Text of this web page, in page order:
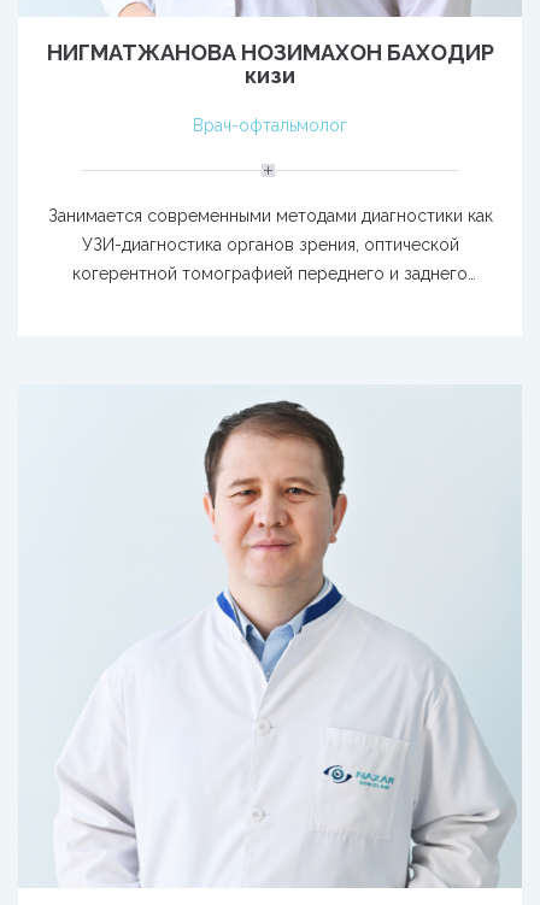
НИГМАТЖАНОВА НОЗИМАХОН БАХОДИР
кизи
Врач-офтальмолог
Занимается современными методами диагностики как
УЗИ-диагностика органов зрения, оптической
когерентной томографией переднего и заднего